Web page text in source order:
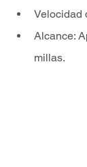
Velocidad
Alcance:
millas.